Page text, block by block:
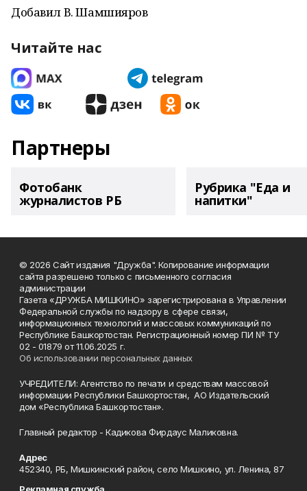
Добавил В. Шамшияров
Читайте нас
Партнеры
Фотобанк
журналистов РБ
Рубрика "Еда и
напитки"
© 2026 Сайт издания "Дружба". Копирование информации
сайта разрешено только с письменного согласия
администрации
Газета «ДРУЖБА МИШКИНО» зарегистрирована в Управлении
Федеральной службы по надзору в сфере связи,
информационных технологий и массовых коммуникаций по
Республике Башкортостан. Регистрационный номер ПИ № ТУ
02 - 01879 от 11.06.2025 г.
Об использовании персональных данных
УЧРЕДИТЕЛИ: Агентство по печати и средствам массовой
информации Республики Башкортостан, АО Издательский
дом «Республика Башкортостан».
Главный редактор - Кадикова Фирдаус Маликовна.
Адрес
452340, РБ, Мишкинский район, село Мишкино, ул. Ленина, 87